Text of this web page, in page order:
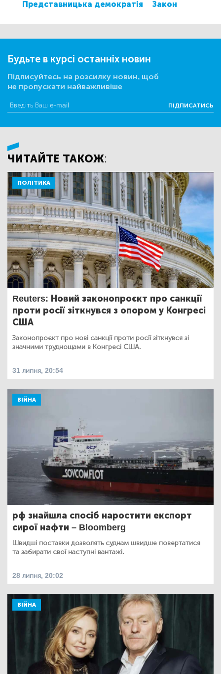
Представницька демократія Закон
Будьте в курсі останніх новин
Підписуйтесь на розсилку новин, щоб
не пропускати найважливіше
ПІДПИСАТИСЬ
ЧИТАЙТЕ ТАКОЖ:
ПОЛІТИКА
Reuters: Новий законопроєкт про санкції
проти росії зіткнувся з опором у Конгресі
США
Законопроєкт про нові санкції проти росії зіткнувся зі
значними труднощами в Конгресі США.
31 липня, 20:54
ВІЙНА
рф знайшла спосіб наростити експорт
сирої нафти – Bloomberg
Швидші поставки дозволять суднам швидше повертатися
та забирати свої наступні вантажі.
28 липня, 20:02
ВІЙНА